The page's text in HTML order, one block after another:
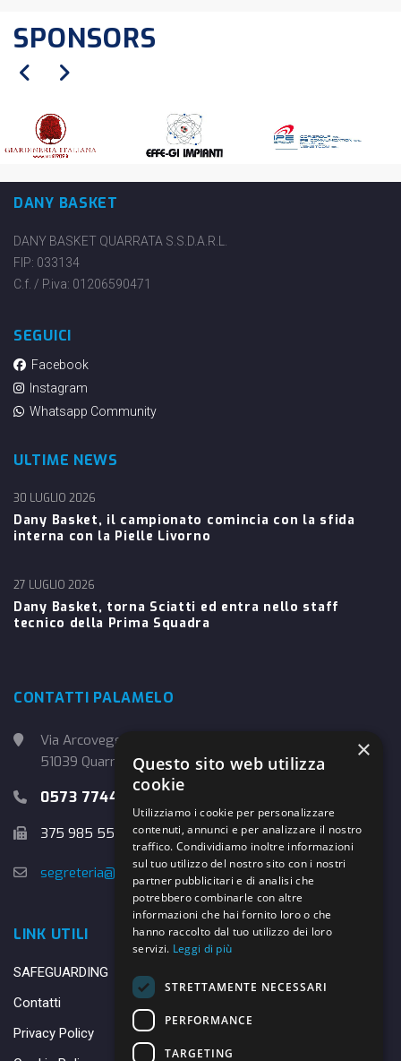
SPONSORS
DANY BASKET
DANY BASKET QUARRATA S.S.D.A.R.L.
FIP: 033134
C.f. / P.iva: 01206590471
SEGUICI
Facebook
Instagram
Whatsapp Community
ULTIME NEWS
Dany Basket, il campionato comincia con la sfida
interna con la Pielle Livorno
30 LUGLIO 2026
Dany Basket, torna Sciatti ed entra nello staff
tecnico della Prima Squadra
27 LUGLIO 2026
CONTATTI PALAMELO
Via Arcoveggio, 4
51039 Quarrata (PT)
0573 774457
375 985 5526
segreteria@danybasket.it
LINK UTILI
SAFEGUARDING
Contatti
Privacy Policy
×
Questo sito web utilizza
cookie
Utilizziamo i cookie per personalizzare
contenuti, annunci e per analizzare il nostro
traffico. Condividiamo inoltre informazioni
sul tuo utilizzo del nostro sito con i nostri
partner pubblicitari e di analisi che
potrebbero combinarle con altre
informazioni che hai fornito loro o che
hanno raccolto dal tuo utilizzo dei loro
servizi. Leggi di più
STRETTAMENTE NECESSARI
PERFORMANCE
TARGETING